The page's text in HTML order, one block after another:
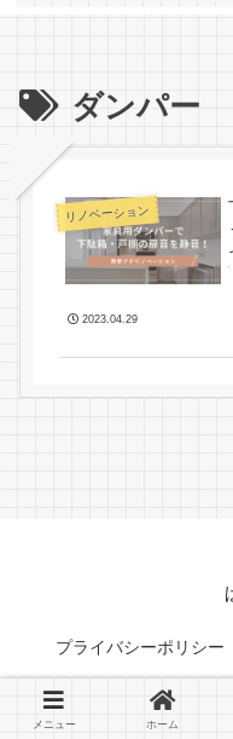
ダンパー
リノベーション
2023.04.29
プライバシーポリシー
©
メニュー ホーム